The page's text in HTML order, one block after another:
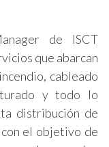
de ISCT
que abarcan
cableado
y todo lo
distribución de
el objetivo de